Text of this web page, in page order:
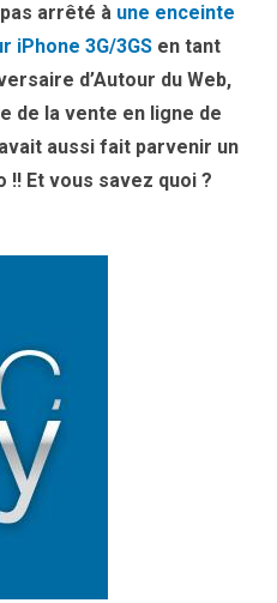
arrêté à une enceinte
iPhone 3G/3GS en tant
d’Autour du Web,
de la vente en ligne de
aussi fait parvenir un
!! Et vous savez quoi ?